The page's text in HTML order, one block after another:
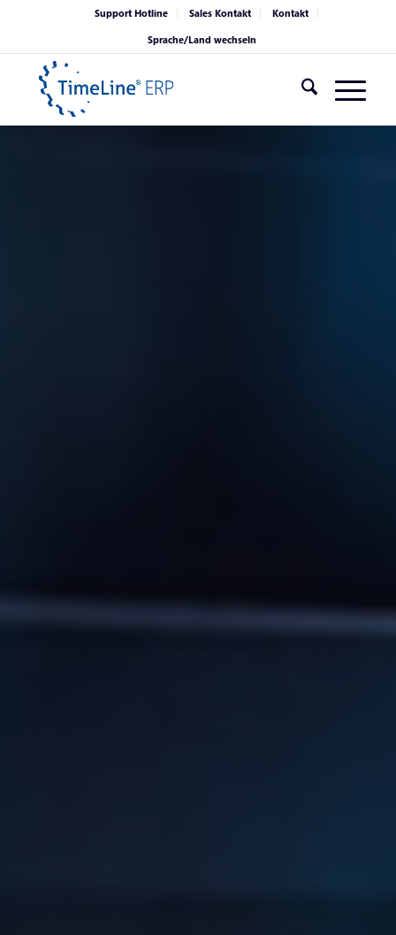
Support Hotline Sales Kontakt
Kontakt
Sprache/Land wechseln